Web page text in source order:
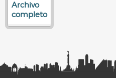
Archivo
completo